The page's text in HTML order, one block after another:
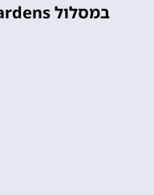
במסלול Fantasia Gardens של דיסני.